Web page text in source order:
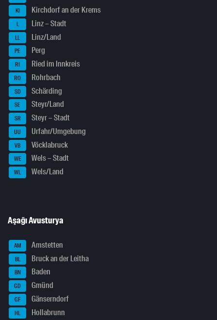
KI Kirchdorf an der Krems
L Linz – Stadt
LL Linz/Land
PE Perg
RI Ried im Innkreis
RO Rohrbach
SD Schärding
SE Steyr/Land
SR Steyr – Stadt
UU Urfahr/Umgebung
VB Vöcklabruck
WE Wels – Stadt
WL Wels/Land
Aşağı Avusturya
AM Amstetten
BL Bruck an der Leitha
BN Baden
GD Gmünd
GF Gänserndorf
HL Hollabrunn